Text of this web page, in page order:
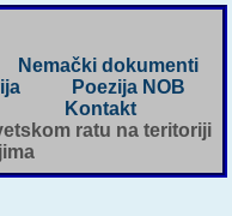
Nemački dokumenti
Poezija NOB
Kontakt
ratu na teritoriji